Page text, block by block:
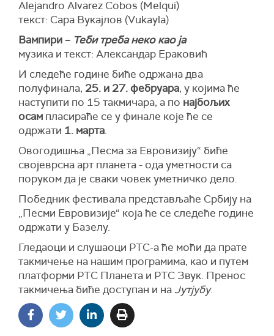
Alejandro Alvarez Cobos (Melqui)
текст: Сара Вукајлов (Vukayla)
Вампири – Теби треба неко као ја
музика и текст: Александар Ераковић
И следеће године биће одржана два
полуфинала, 25. и 27. фебруара, у којима ће
наступити по 15 такмичара, а по најбољих
осам пласираће се у финале које ће се
одржати 1. марта.
Овогодишња „Песма за Евровизију“ биће
својеврсна арт планета - ода уметности са
поруком да је сваки човек уметничко дело.
Победник фестивала представљаће Србију на
„Песми Евровизије“ која ће се следеће године
одржати у Базелу.
Гледаоци и слушаоци РТС-а ће моћи да прате
такмичење на нашим програмима, као и путем
платформи РТС Планета и РТС Звук. Пренос
такмичења биће доступан и на Јутјубу.